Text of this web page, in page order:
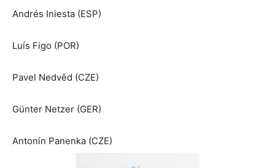
Andrés Iniesta (ESP)
Luís Figo (POR)
Pavel Nedvěd (CZE)
Günter Netzer (GER)
Antonín Panenka (CZE)